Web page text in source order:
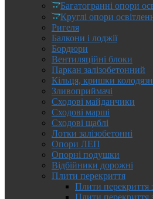
Багатогранні опори
Круглі опори
Ригеля
Балкони і лоджії
Бордюри
Вентиляційні блоки
Паркан залізобетонний
Кільця, кришки
Зливоприймачі
Сходові майданчики
Сходові марші
Сходові щаблі
Лотки залізобетонні
Опори ЛЕП
Опорні подушки
Відбійники дорожні
Плити перекриття
Плити
Плити